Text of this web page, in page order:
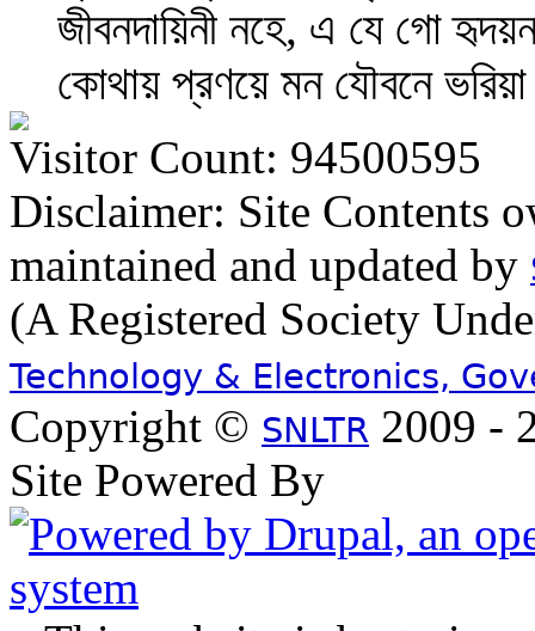
জীবনদায়িনী নহে, এ যে গো
কোথায় প্রণয়ে মন যৌবনে
Visitor Count: 94500595
Disclaimer: Site Contents
maintained and updated by
(A Registered Society
Technology & Electronics,
Copyright © SNLTR 2009 -
Site Powered By